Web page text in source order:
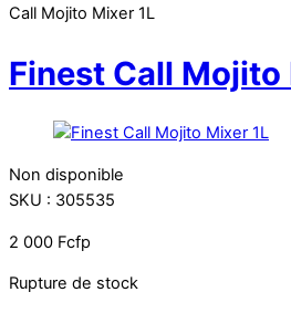
Call Mojito Mixer 1L
Finest Call Mojito
Non disponible
SKU : 305535
2 000 Fcfp
Rupture de stock